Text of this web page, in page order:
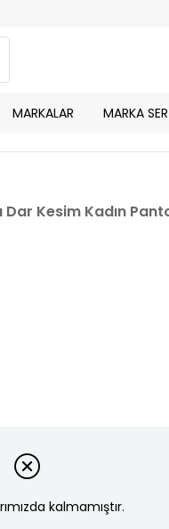
MARKALAR MARKA
Kesim Kadın
kalmamıştır.